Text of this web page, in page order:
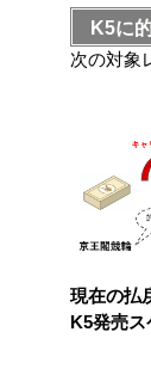
K5に
次の対象
現在の払
K5発売